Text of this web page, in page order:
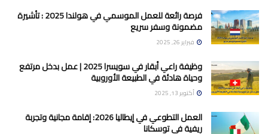
فرصة رائعة للعمل الموسمي في هولندا 2025 : تأشيرة
مضمونة وسفر سريع
فبراير 26, 2025
وظيفة راعي أبقار في سويسرا 2025 | عمل بدخل مرتفع
وحياة هادئة في الطبيعة الأوروبية
أكتوبر 13, 2025
العمل التطوعي في إيطاليا 2026: إقامة مجانية وتجربة
ريفية في توسكانا